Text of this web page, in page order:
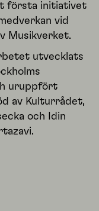
första initiativet
vid
Musikverket.
utvecklats
uruppfört
av Kulturrådet,
och Idin